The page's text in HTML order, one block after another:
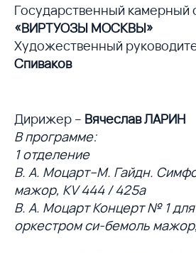
Государственный камерный
«ВИРТУОЗЫ МОСКВЫ»
Художественный
Спиваков
Дирижер – Вячеслав ЛАРИН
В программе:
1 отделение
В. А. Моцарт–М. Гайдн.
мажор, KV 444 / 425а
В. А. Моцарт Концерт № 1 для
оркестром си-бемоль